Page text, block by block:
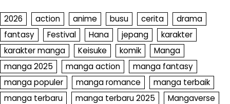
2026 action anime busu cerita
drama
fantasy
Festival Hana jepang
karakter
karakter manga
Keisuke komik
Manga
manga 2025
manga action
manga fantasy
manga populer
manga romance
manga terbaik
manga terbaru
manga terbaru 2025
Mangaverse